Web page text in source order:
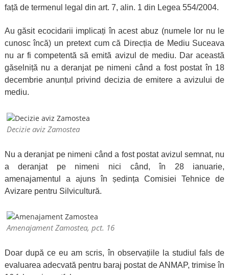
față de termenul legal din art. 7, alin. 1 din Legea 554/2004.
Au găsit ecocidarii implicați în acest abuz (numele lor nu le
cunosc încă) un pretext cum că Direcția de Mediu Suceava
nu ar fi competentă să emită avizul de mediu. Dar această
găselniță nu a deranjat pe nimeni când a fost postat în 18
decembrie anunțul privind decizia de emitere a avizului de
mediu.
Decizie aviz Zamostea
Nu a deranjat pe nimeni când a fost postat avizul semnat, nu
a deranjat pe nimeni nici când, în 28 ianuarie,
amenajamentul a ajuns în ședința Comisiei Tehnice de
Avizare pentru Silvicultură.
Amenajament Zamostea, pct. 16
Doar după ce eu am scris, în observațiile la studiul fals de
evaluarea adecvată pentru baraj postat de ANMAP, trimise în